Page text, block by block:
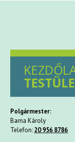
Polgármester:
Barna Károly
Telefon: 20 956 8786